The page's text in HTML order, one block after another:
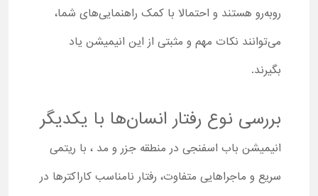
روبه‌رو هستند و احتمالا با کمک راهنمایی‌های شما،
می‌توانند نکات مهم و مثبتی از این انیمیشن یاد
بگیرند.
بررسی نوع رفتار انسان‌ها با یکدیگر
انیمیشن باب اسفنجی در منطقه جزر و مد ، با ریتمی
سریع و ماجراهایی متفاوت، رفتار نامناسب کاراکترها در